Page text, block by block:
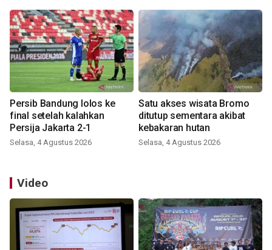
Persib Bandung lolos ke
final setelah kalahkan
Persija Jakarta 2-1
Selasa, 4 Agustus 2026
Satu akses wisata Bromo
ditutup sementara akibat
kebakaran hutan
Selasa, 4 Agustus 2026
Video